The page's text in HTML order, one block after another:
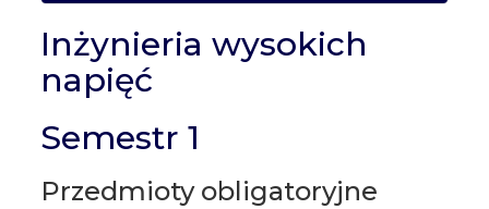
Inżynieria wysokich
napięć
Semestr 1
Przedmioty obligatoryjne